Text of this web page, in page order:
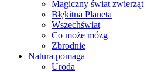
Magiczny świat zwierząt
Błękitna Planeta
Wszechświat
Co może mózg
Zbrodnie
Natura pomaga
Uroda